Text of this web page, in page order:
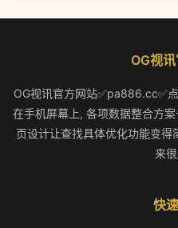
OG视
OG视讯官方网站✅pa886.cc✅
在手机屏幕上, 各项数据整合方
页设计让查找具体优化功能变
来
快